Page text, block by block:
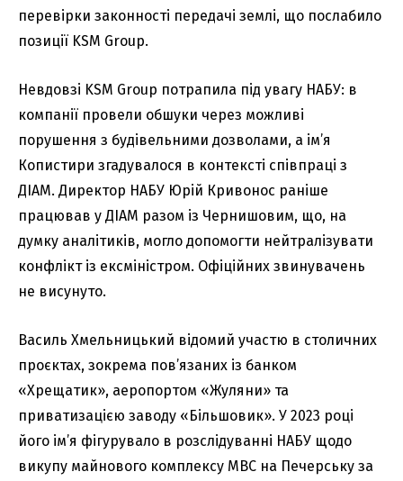
перевірки законності передачі землі, що послабило
позиції KSM Group.
Невдовзі KSM Group потрапила під увагу НАБУ: в
компанії провели обшуки через можливі
порушення з будівельними дозволами, а ім’я
Копистири згадувалося в контексті співпраці з
ДІАМ. Директор НАБУ Юрій Кривонос раніше
працював у ДІАМ разом із Чернишовим, що, на
думку аналітиків, могло допомогти нейтралізувати
конфлікт із ексміністром. Офіційних звинувачень
не висунуто.
Василь Хмельницький відомий участю в столичних
проєктах, зокрема пов’язаних із банком
«Хрещатик», аеропортом «Жуляни» та
приватизацією заводу «Більшовик». У 2023 році
його ім’я фігурувало в розслідуванні НАБУ щодо
викупу майнового комплексу МВС на Печерську за